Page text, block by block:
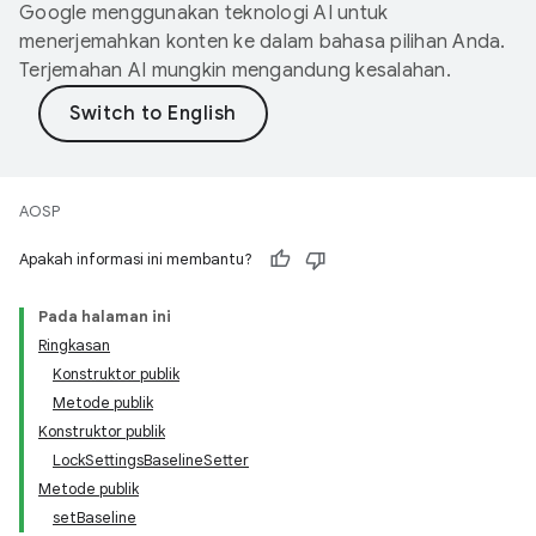
Google menggunakan teknologi AI untuk
menerjemahkan konten ke dalam bahasa pilihan Anda.
Terjemahan AI mungkin mengandung kesalahan.
AOSP
Apakah informasi ini membantu?
Pada halaman ini
Ringkasan
Konstruktor publik
Metode publik
Konstruktor publik
LockSettingsBaselineSetter
Metode publik
setBaseline